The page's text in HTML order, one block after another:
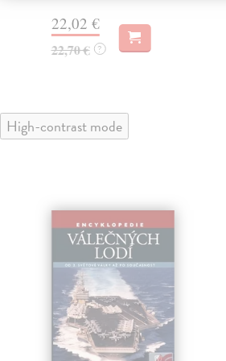
22,02 €
22,70 € ?
High-contrast mode